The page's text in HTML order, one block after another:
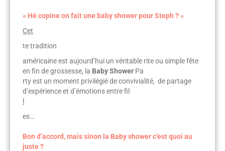
« Hé copine on fait une baby shower pour Steph ? »
Cet
te tradition
américaine est aujourd’hui un véritable rite ou simple fête
en fin de grossesse, la Baby Shower Pa
rty est un moment privilégié de convivialité, de partage
d’expérience et d’émotions entre fil
es…
Bon d’accord, mais sinon la Baby shower c’est quoi au
juste ?